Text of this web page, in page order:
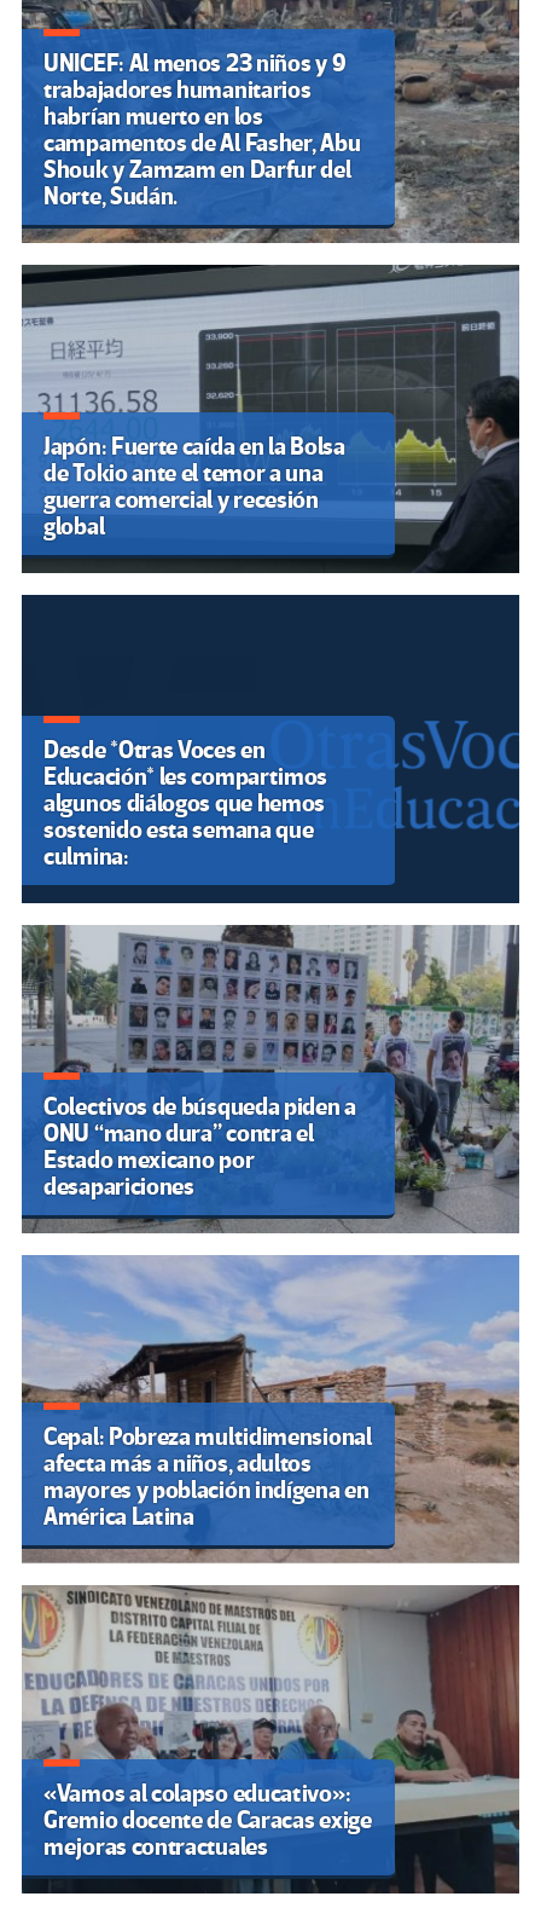
UNICEF: Al menos 23 niños y 9
trabajadores humanitarios
habrían muerto en los
campamentos de Al Fasher, Abu
Shouk y Zamzam en Darfur del
Norte, Sudán.
Japón: Fuerte caída en la Bolsa
de Tokio ante el temor a una
guerra comercial y recesión
global
Desde *Otras Voces en
Educación* les compartimos
algunos diálogos que hemos
sostenido esta semana que
culmina:
Colectivos de búsqueda piden a
ONU “mano dura” contra el
Estado mexicano por
desapariciones
Cepal: Pobreza multidimensional
afecta más a niños, adultos
mayores y población indígena en
América Latina
«Vamos al colapso educativo»:
Gremio docente de Caracas exige
mejoras contractuales